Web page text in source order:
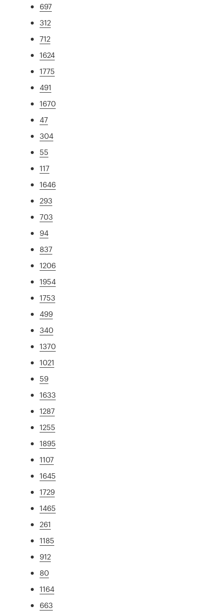
697
312
712
1624
1775
491
1670
47
304
55
117
1646
293
703
94
837
1206
1954
1753
499
340
1370
1021
59
1633
1287
1255
1895
1107
1645
1729
1465
261
1185
912
80
1164
663